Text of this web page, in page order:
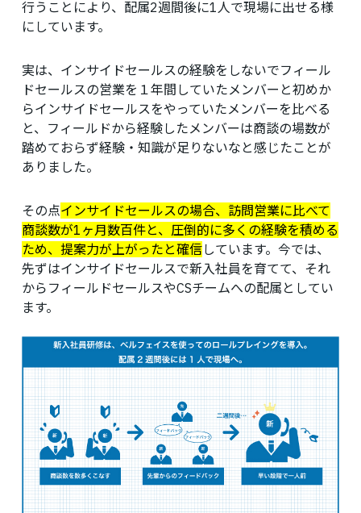
行うことにより、配属2週間後に1人で現場に出せる様
にしています。
実は、インサイドセールスの経験をしないでフィール
ドセールスの営業を１年間していたメンバーと初めか
らインサイドセールスをやっていたメンバーを比べる
と、フィールドから経験したメンバーは商談の場数が
踏めておらず経験・知識が足りないなと感じたことが
ありました。
その点インサイドセールスの場合、訪問営業に比べて
商談数が1ヶ月数百件と、圧倒的に多くの経験を積める
ため、提案力が上がったと確信しています。今では、
先ずはインサイドセールスで新入社員を育てて、それ
からフィールドセールスやCSチームへの配属としてい
ます。